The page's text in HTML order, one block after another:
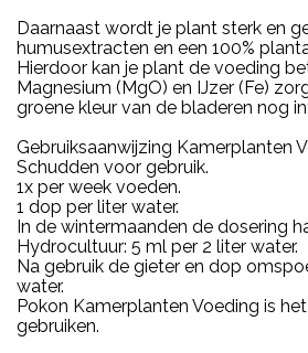
Daarnaast wordt je plant sterk en
humusextracten en een 100%
Hierdoor kan je plant de voeding
Magnesium (MgO) en IJzer (Fe)
groene kleur van de bladeren nog
Gebruiksaanwijzing Kamerplanten
Schudden voor gebruik.
1x per week voeden.
1 dop per liter water.
In de wintermaanden de dosering
Hydrocultuur: 5 ml per 2 liter water.
Na gebruik de gieter en dop
water.
Pokon Kamerplanten Voeding is
gebruiken.